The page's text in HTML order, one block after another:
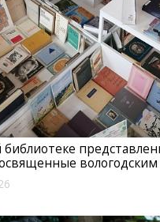
библиотеке
вологодским